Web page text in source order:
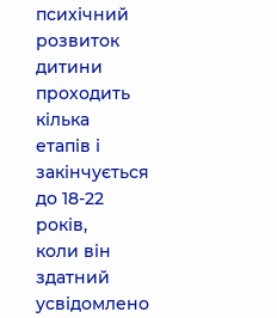
психічний
розвиток
дитини
проходить
кілька
етапів і
закінчується
до 18-22
років,
коли він
здатний
усвідомлено